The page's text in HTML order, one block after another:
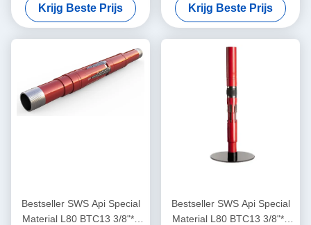
en gasvelden
Krijg Beste Prijs
Mechanische-set voor
olieveld gebruik Nu op
voorraad
Krijg Beste Prijs
Bestseller SWS Api Special
Material L80 BTC13 3/8"*7
Bestseller SWS Api Special
Material L80 BTC13 3/8"*7